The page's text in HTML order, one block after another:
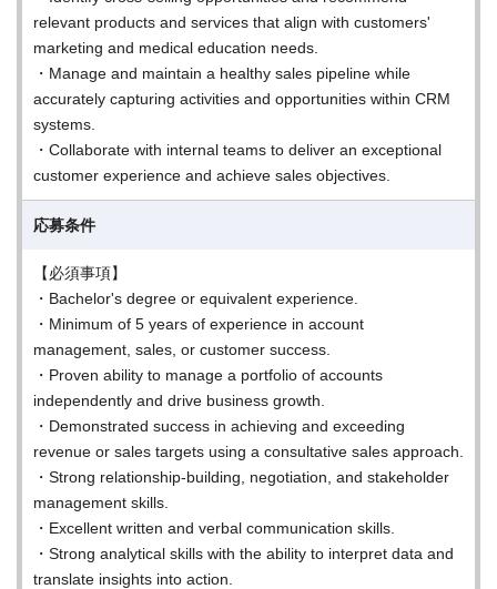
relevant products and services that align with customers'
marketing and medical education needs.
・Manage and maintain a healthy sales pipeline while
accurately capturing activities and opportunities within CRM
systems.
・Collaborate with internal teams to deliver an exceptional
customer experience and achieve sales objectives.
応募条件
【必須事項】
・Bachelor's degree or equivalent experience.
・Minimum of 5 years of experience in account
management, sales, or customer success.
・Proven ability to manage a portfolio of accounts
independently and drive business growth.
・Demonstrated success in achieving and exceeding
revenue or sales targets using a consultative sales approach.
・Strong relationship-building, negotiation, and stakeholder
management skills.
・Excellent written and verbal communication skills.
・Strong analytical skills with the ability to interpret data and
translate insights into action.